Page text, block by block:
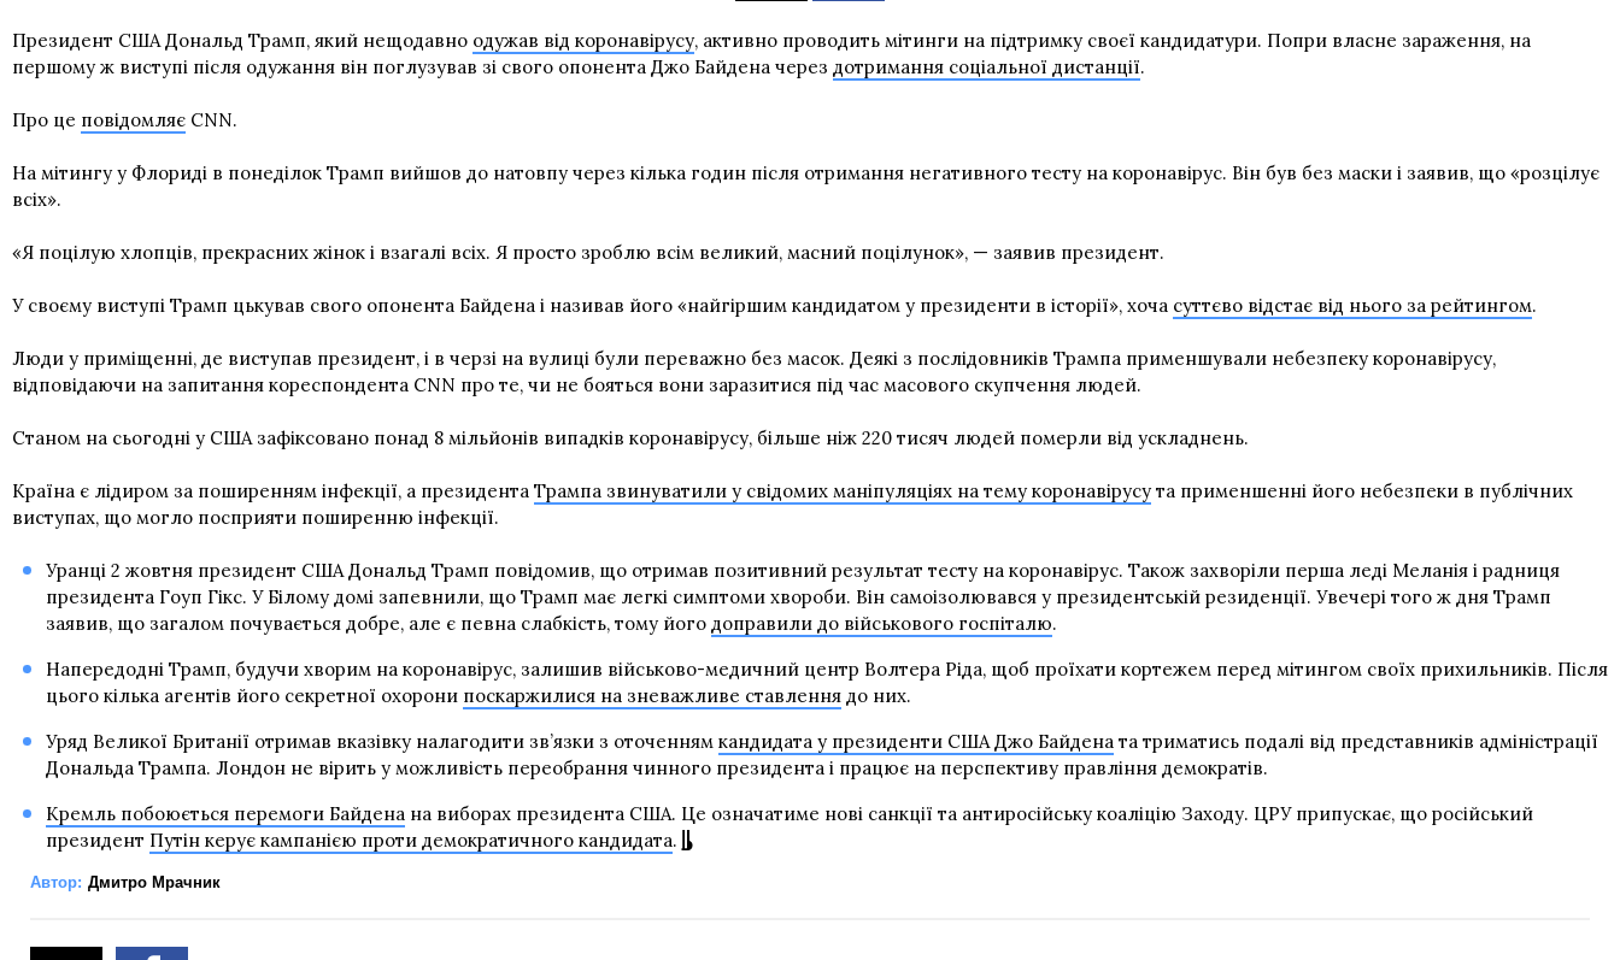
Президент США Дональд Трамп, який нещодавно одужав від коронавірусу, активно проводить мітинги на підтримку своєї кандидатури. Попри власне зараження, на
першому ж виступі після одужання він поглузував зі свого опонента Джо Байдена через дотримання соціальної дистанції.
Про це повідомляє CNN.
На мітингу у Флориді в понеділок Трамп вийшов до натовпу через кілька годин після отримання негативного тесту на коронавірус. Він був без маски і заявив, що «розцілує
всіх».
«Я поцілую хлопців, прекрасних жінок і взагалі всіх. Я просто зроблю всім великий, масний поцілунок», — заявив президент.
У своєму виступі Трамп цькував свого опонента Байдена і називав його «найгіршим кандидатом у президенти в історії», хоча суттєво відстає від нього за рейтингом.
Люди у приміщенні, де виступав президент, і в черзі на вулиці були переважно без масок. Деякі з послідовників Трампа применшували небезпеку коронавірусу,
відповідаючи на запитання кореспондента CNN про те, чи не бояться вони заразитися під час масового скупчення людей.
Станом на сьогодні у США зафіксовано понад 8 мільйонів випадків коронавірусу, більше ніж 220 тисяч людей померли від ускладнень.
Країна є лідиром за поширенням інфекції, а президента Трампа звинуватили у свідомих маніпуляціях на тему коронавірусу та применшенні його небезпеки в публічних
виступах, що могло посприяти поширенню інфекції.
Уранці 2 жовтня президент США Дональд Трамп повідомив, що отримав позитивний результат тесту на коронавірус. Також захворіли перша леді Меланія і радниця
президента Гоуп Гікс. У Білому домі запевнили, що Трамп має легкі симптоми хвороби. Він самоізолювався у президентській резиденції. Увечері того ж дня Трамп
заявив, що загалом почувається добре, але є певна слабкість, тому його доправили до військового госпіталю.
Напередодні Трамп, будучи хворим на коронавірус, залишив військово-медичний центр Волтера Ріда, щоб проїхати кортежем перед мітингом своїх прихильників. Після
цього кілька агентів його секретної охорони поскаржилися на зневажливе ставленнядо них.
Уряд Великої Британії отримав вказівку налагодити зв’язки з оточенням кандидата у президенти США Джо Байдената триматись подалі від представників адміністрації
Дональда Трампа. Лондон не вірить у можливість переобрання чинного президента і працює на перспективу правління демократів.
Кремль побоюється перемоги Байденана виборах президента США. Це означатиме нові санкції та антиросійську коаліцію Заходу. ЦРУ припускає, що російський
президент Путін керує кампанією проти демократичного кандидата.
Автор: Дмитро Мрачник